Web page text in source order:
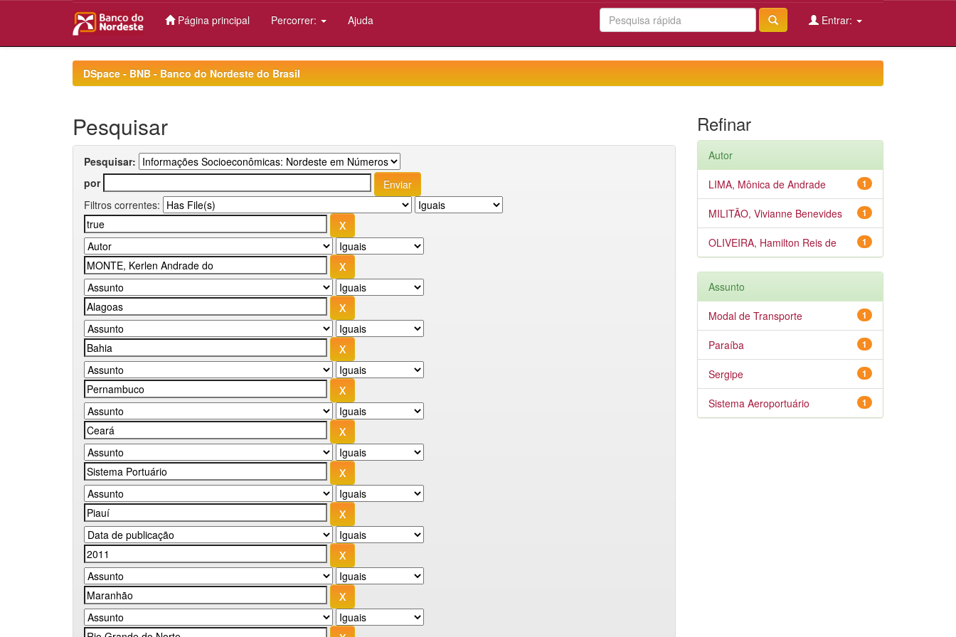
Página principal Percorrer: Ajuda Entrar:
DSpace - BNB - Banco do Nordeste do Brasil
Pesquisar
Pesquisar:
por
Filtros correntes:
Refinar
Autor
1
LIMA, Mônica de Andrade
1
MILITÃO, Vivianne Benevides
1
OLIVEIRA, Hamilton Reis de
Assunto
1
Modal de Transporte
1
Paraíba
1
Sergipe
1
Sistema Aeroportuário